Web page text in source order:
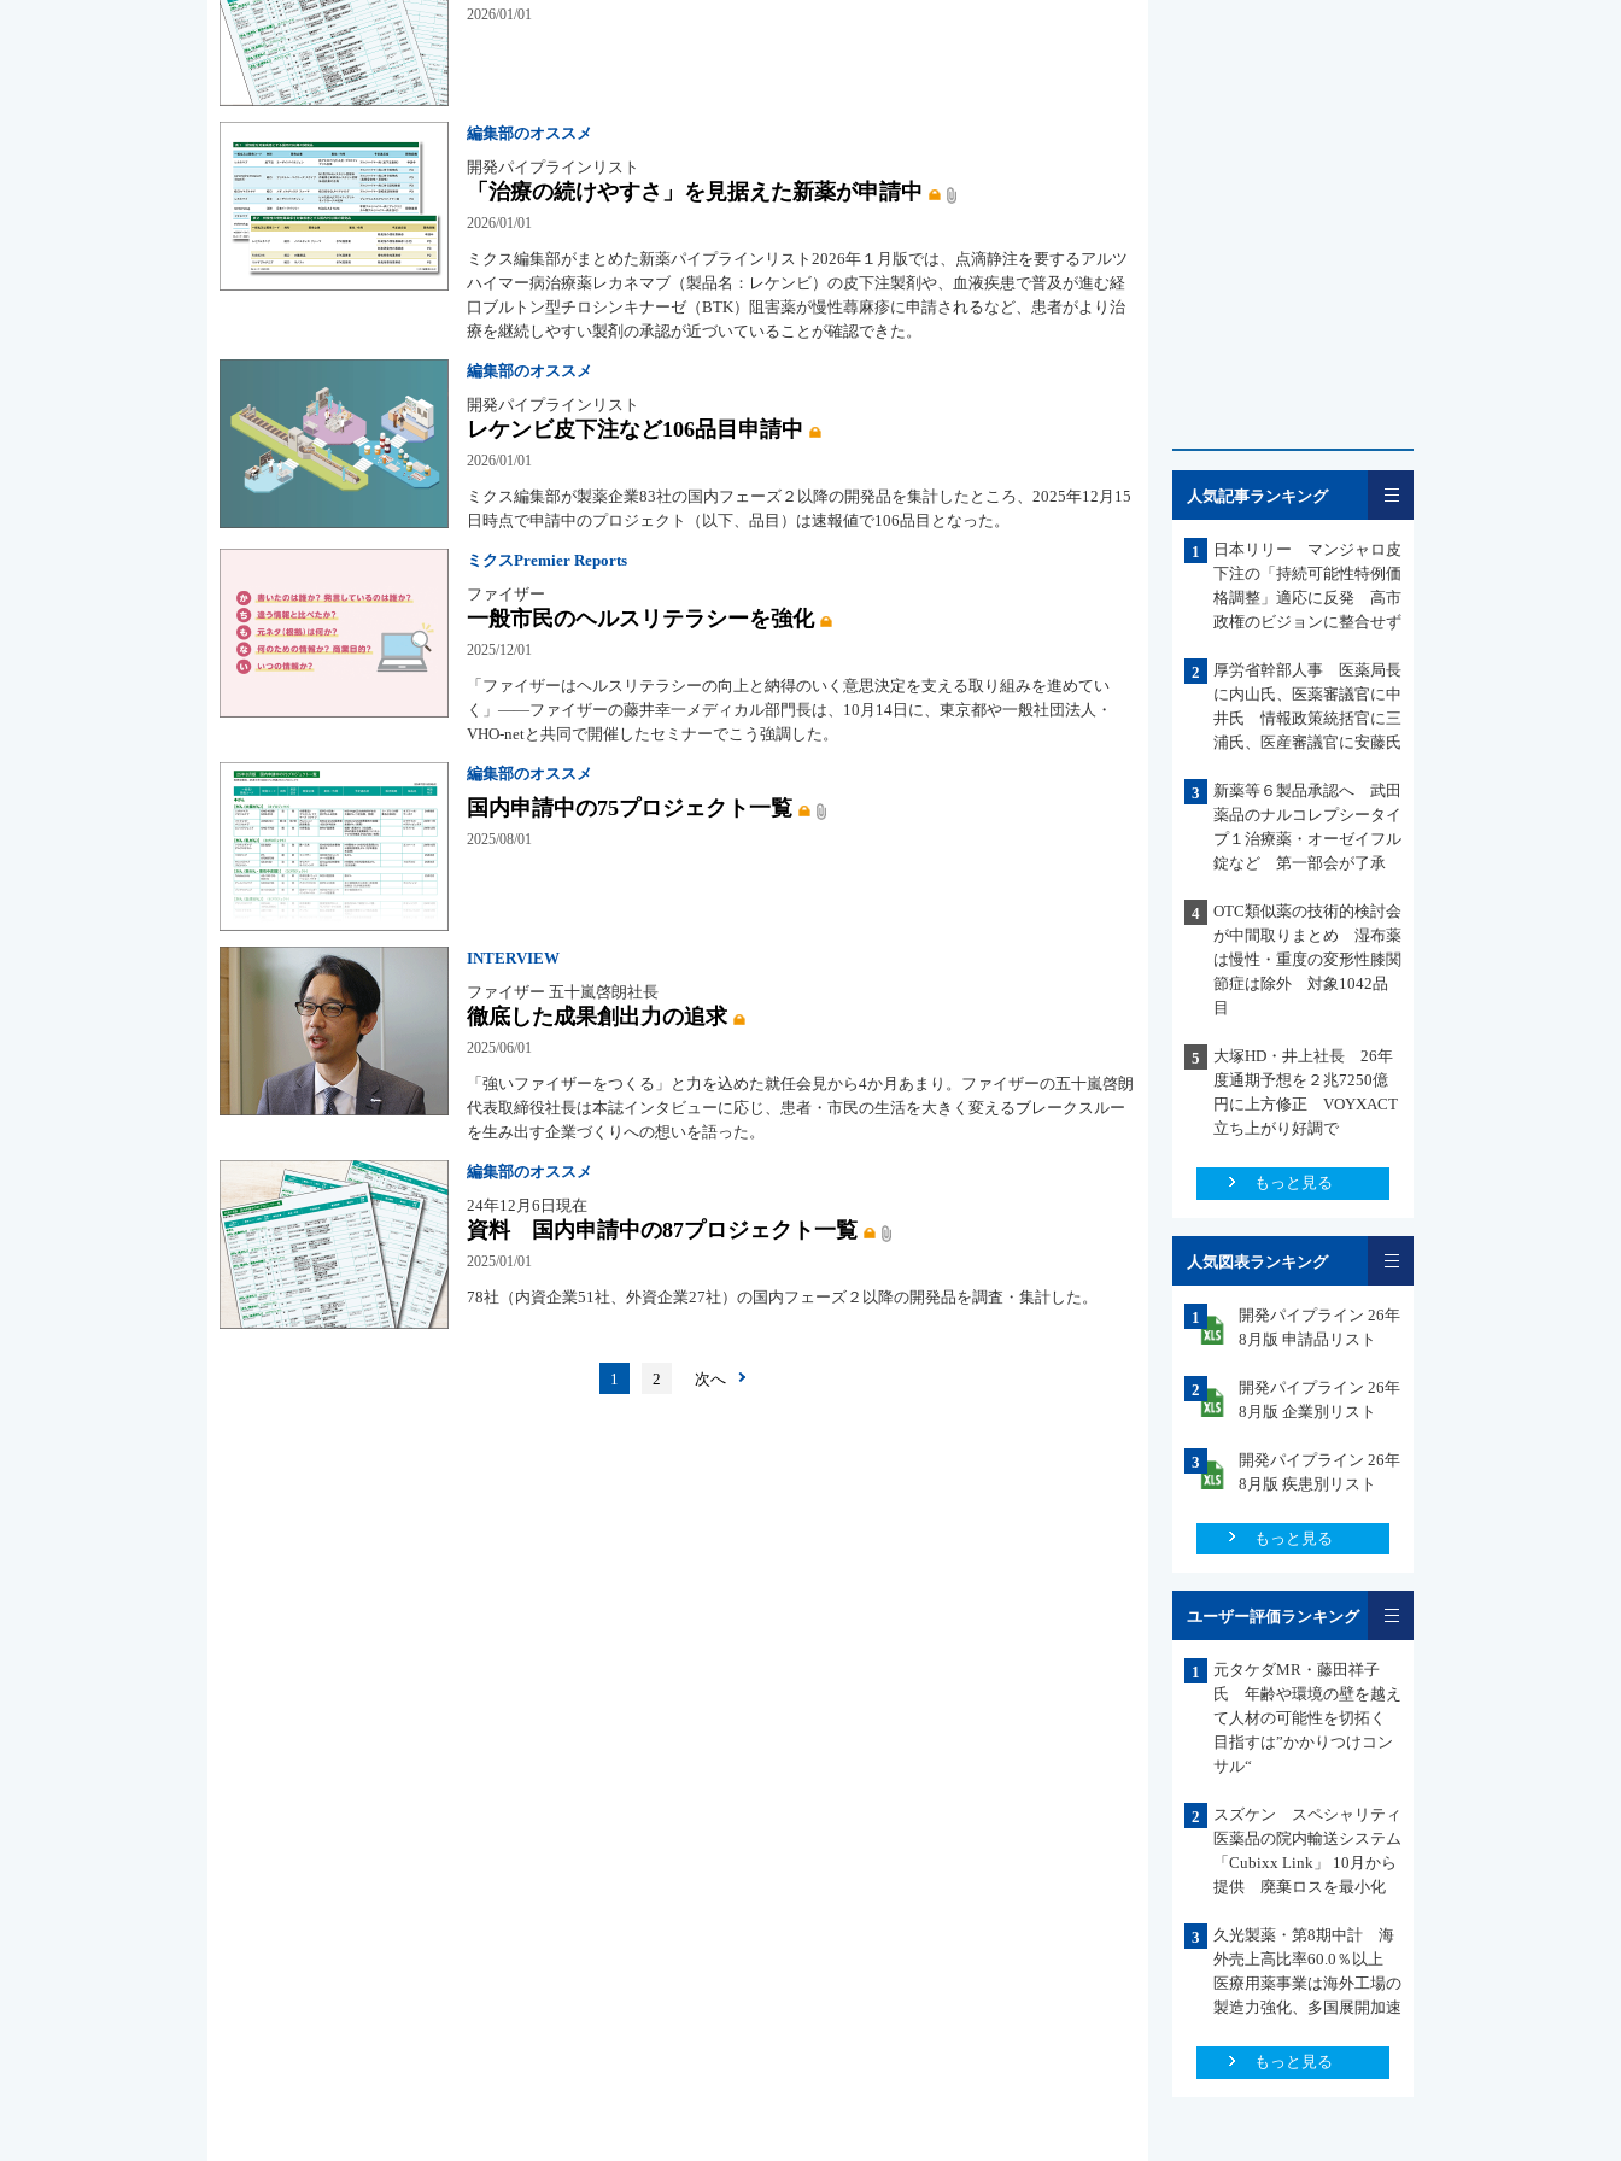
2026/01/01
編集部のオススメ
開発パイプラインリスト
「治療の続けやすさ」を見据えた新薬が申請中
2026/01/01
ミクス編集部がまとめた新薬パイプラインリスト2026年１月版では、点滴静注を要するアルツ
ハイマー病治療薬レカネマブ（製品名：レケンビ）の皮下注製剤や、血液疾患で普及が進む経
口ブルトン型チロシンキナーゼ（BTK）阻害薬が慢性蕁麻疹に申請されるなど、患者がより治
療を継続しやすい製剤の承認が近づいていることが確認できた。
編集部のオススメ
開発パイプラインリスト
レケンビ皮下注など106品目申請中
2026/01/01
ミクス編集部が製薬企業83社の国内フェーズ２以降の開発品を集計したところ、2025年12月15
日時点で申請中のプロジェクト（以下、品目）は速報値で106品目となった。
ミクスPremier Reports
ファイザー
一般市民のヘルスリテラシーを強化
2025/12/01
「ファイザーはヘルスリテラシーの向上と納得のいく意思決定を支える取り組みを進めてい
く」――ファイザーの藤井幸一メディカル部門長は、10月14日に、東京都や一般社団法人・
VHO-netと共同で開催したセミナーでこう強調した。
編集部のオススメ
国内申請中の75プロジェクト一覧
2025/08/01
INTERVIEW
ファイザー 五十嵐啓朗社長
徹底した成果創出力の追求
2025/06/01
「強いファイザーをつくる」と力を込めた就任会見から4か月あまり。ファイザーの五十嵐啓朗
代表取締役社長は本誌インタビューに応じ、患者・市民の生活を大きく変えるブレークスルー
を生み出す企業づくりへの想いを語った。
編集部のオススメ
24年12月6日現在
資料 国内申請中の87プロジェクト一覧
2025/01/01
78社（内資企業51社、外資企業27社）の国内フェーズ２以降の開発品を調査・集計した。
1 2 次へ
人気記事ランキング
1
日本リリー マンジャロ皮
下注の「持続可能性特例価
格調整」適応に反発 高市
政権のビジョンに整合せず
2
厚労省幹部人事 医薬局長
に内山氏、医薬審議官に中
井氏 情報政策統括官に三
浦氏、医産審議官に安藤氏
3
新薬等６製品承認へ 武田
薬品のナルコレプシータイ
プ１治療薬・オーゼイフル
錠など 第一部会が了承
4
OTC類似薬の技術的検討会
が中間取りまとめ 湿布薬
は慢性・重度の変形性膝関
節症は除外 対象1042品
目
5
大塚HD・井上社長 26年
度通期予想を２兆7250億
円に上方修正 VOYXACT
立ち上がり好調で
もっと見る
人気図表ランキング
1
開発パイプライン 26年
8月版 申請品リスト
2
開発パイプライン 26年
8月版 企業別リスト
3
開発パイプライン 26年
8月版 疾患別リスト
もっと見る
ユーザー評価ランキング
1
元タケダMR・藤田祥子
氏 年齢や環境の壁を越え
て人材の可能性を切拓く
目指すは”かかりつけコン
サル“
2
スズケン スペシャリティ
医薬品の院内輸送システム
「Cubixx Link」 10月から
提供 廃棄ロスを最小化
3
久光製薬・第8期中計 海
外売上高比率60.0％以上
医療用薬事業は海外工場の
製造力強化、多国展開加速
もっと見る